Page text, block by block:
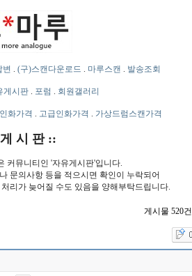
변 . (구)스캔다운로드 . 마루스캔 . 발송조회
게시판. 포럼 . 회원갤러리
화가격 . 고급인화가격 . 가상드럼스캔가격
시 판 ::
커뮤니티인 '자유게시판'입니다.
문의사항 등을 적으시면 확인이 누락되어
리가 늦어질 수도 있음을 양해부탁드립니다.
게시물 520건